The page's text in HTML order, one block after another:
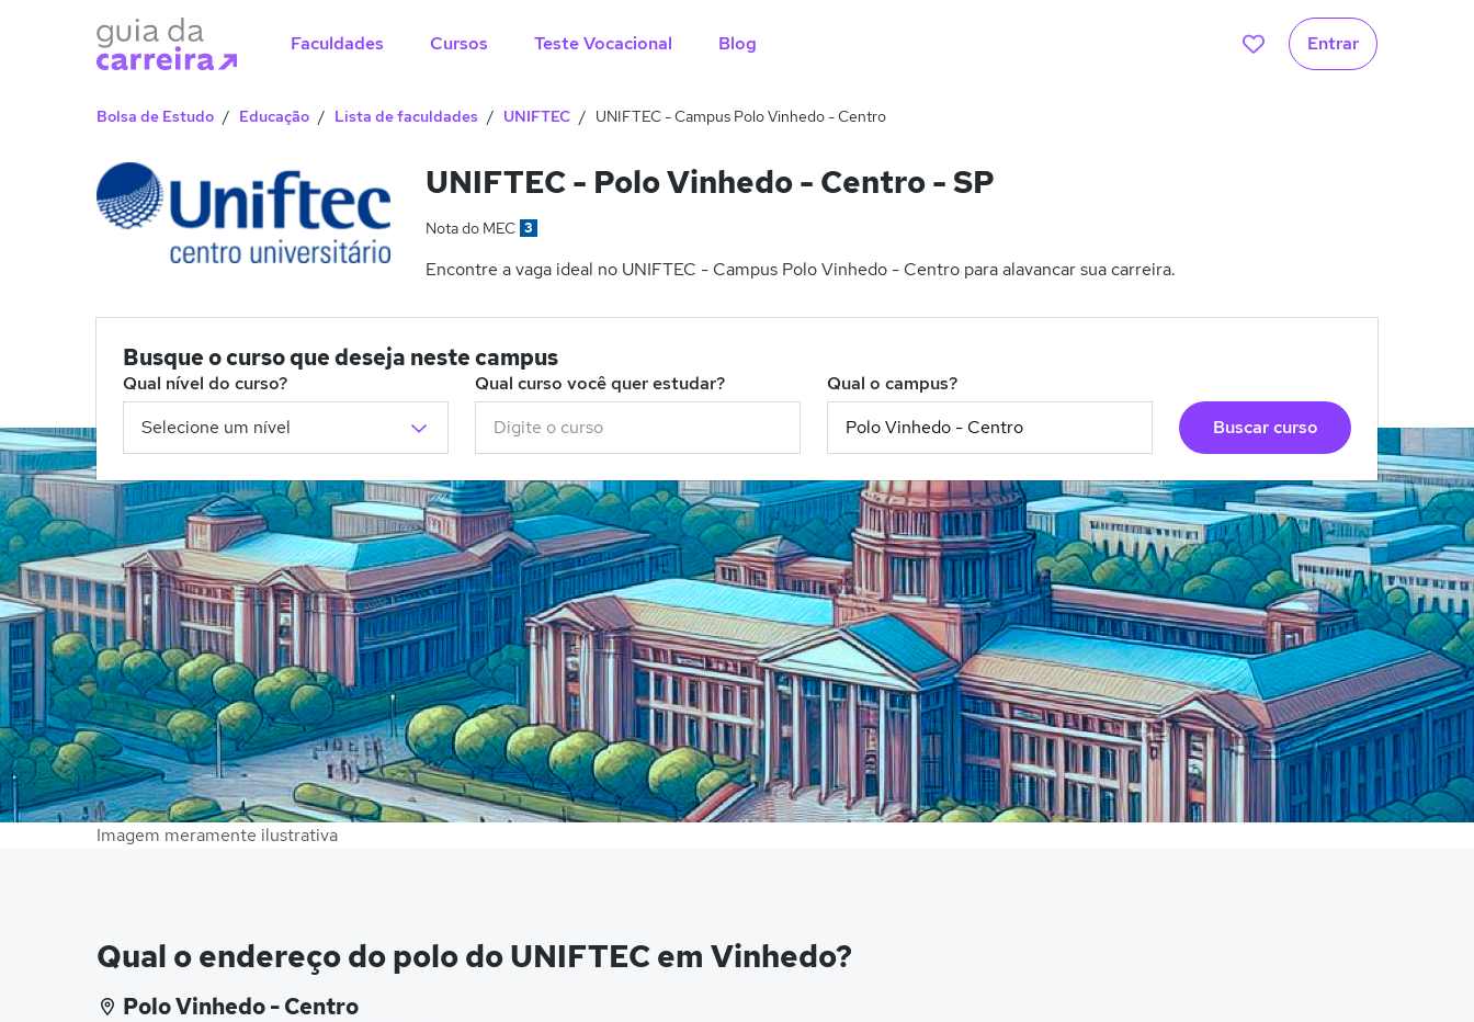
Faculdades Cursos Teste Vocacional Blog Entrar
Bolsa de Estudo Educação Lista de faculdades UNIFTEC UNIFTEC - Campus Polo Vinhedo - Centro
UNIFTEC - Polo Vinhedo - Centro - SP
Nota do MEC 3
Encontre a vaga ideal no UNIFTEC - Campus Polo Vinhedo - Centro para alavancar sua carreira.
Busque o curso que deseja neste campus
Qual nível do curso? Qual curso você quer estudar?
Qual o campus?
Buscar curso
Imagem meramente ilustrativa
Qual o endereço do polo do UNIFTEC em Vinhedo?
Polo Vinhedo - Centro